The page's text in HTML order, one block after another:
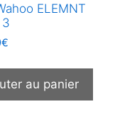
ELEMNT
3
€
au panier